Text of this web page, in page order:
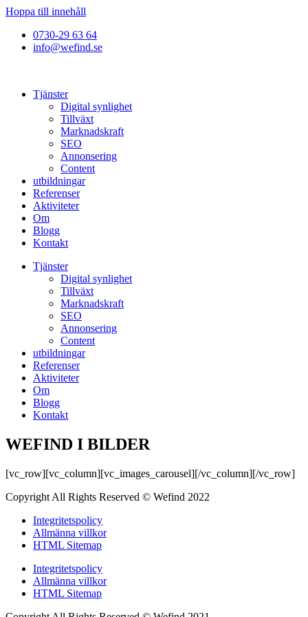
Hoppa till innehåll
0730-29 63 64
info@wefind.se
Tjänster
Digital synlighet
Tillväxt
Marknadskraft
SEO
Annonsering
Content
utbildningar
Referenser
Aktiviteter
Om
Blogg
Kontakt
Tjänster
Digital synlighet
Tillväxt
Marknadskraft
SEO
Annonsering
Content
utbildningar
Referenser
Aktiviteter
Om
Blogg
Kontakt
WEFIND I BILDER
[vc_row][vc_column][vc_images_carousel][/vc_column][/vc_row]
Copyright All Rights Reserved © Wefind 2022
Integritetspolicy
Allmänna villkor
HTML Sitemap
Integritetspolicy
Allmänna villkor
HTML Sitemap